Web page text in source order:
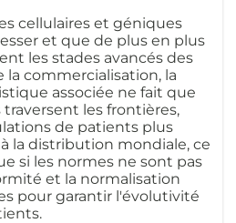
cellulaires et géniques
et que de plus en plus
les stades avancés des
la commercialisation, la
associée ne fait que
les frontières,
de patients plus
la distribution mondiale, ce
si les normes ne sont pas
et la normalisation
pour garantir l'évolutivité